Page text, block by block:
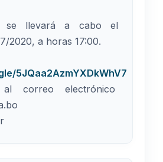
se llevará a cabo el
2020, a horas 17:00.
5JQaa2AzmYXDkWhV7
al correo electrónico